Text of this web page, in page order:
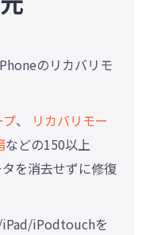
のリカバリモ
プ、
リカバリモー
などの150以上
を消去せずに修復
iPodtouchを